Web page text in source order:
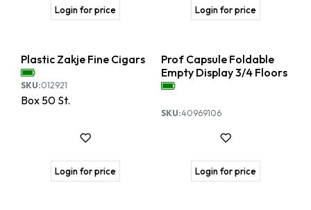
Login for price Login for price
Plastic Zakje Fine Cigars
SKU:012921
Box 50 St.
Login for price
Prof Capsule Foldable
Empty Display 3/4 Floors
SKU:40969106
Login for price